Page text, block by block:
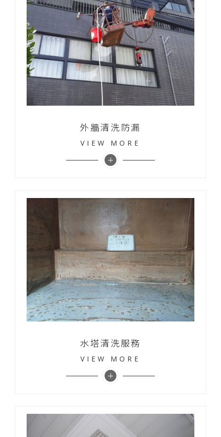
外牆清洗防漏
VIEW MORE
水塔清洗服務
VIEW MORE